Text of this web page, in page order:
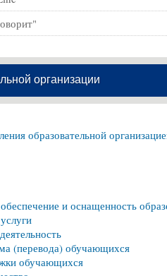
организации
образовательной
и оснащенность
(перевода) обучающихся
обучающихся